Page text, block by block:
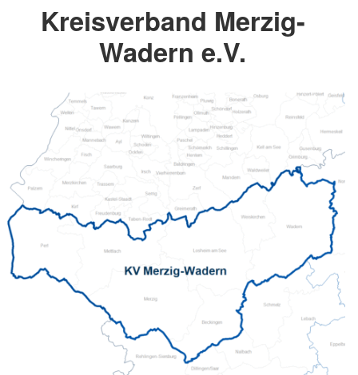
Kreisverband Merzig-
Wadern e.V.